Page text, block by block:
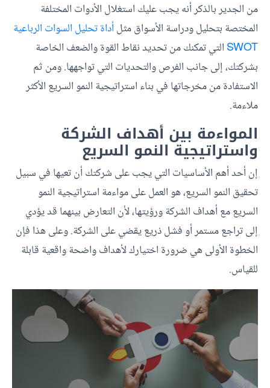
من الجدير بالذكر أنه يجب عليك استغلال الأدوات المختلفة
المختصة بتحليل ودراسة الأسواق مثلأداة تحليل السوات الرباعية
SWOT التي تمكنك من تحديد نقاط القوة والضعف الخاصة
بشركتك، إلى جانب الفرص والتحديات التي تواجهها. ومن ثم
الاستفادة من مخرجاتها في بناء استراتيجية النمو السريع الأكثر
ملاءمة.
المواءمة بين أهداف الشركة
واستراتيجية النمو السريع
إن أحد أهم الأساسيات التي يجب على شركتك أن تعيها في سبيل
تحقيق النمو السريع، هو العمل على مواءمة استراتيجية النمو
السريع مع أهداف الشركة ورؤيتها، لأن التعارض بينهما قد يؤدي
إلى تراجع مستمر أو فشل ذريع يقضي على الشركة. وعلى هذا فإن
الخطوة الأولى هي ضرورة اختيارك لأهداف واضحة واقعية قابلة
للقياس.